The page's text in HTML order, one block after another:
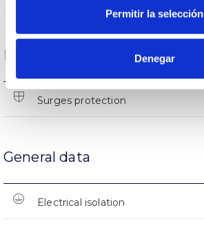
Permitir la selección
Denegar
Surges protection
General data
Electrical isolation